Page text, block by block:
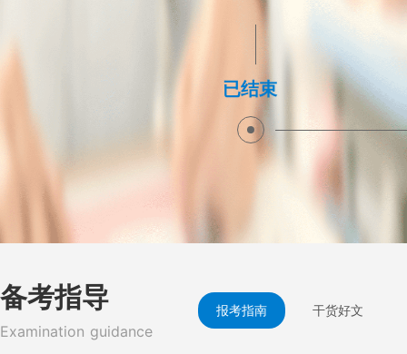
已结束
备考指导
Examination guidance
报考指南 干货好文